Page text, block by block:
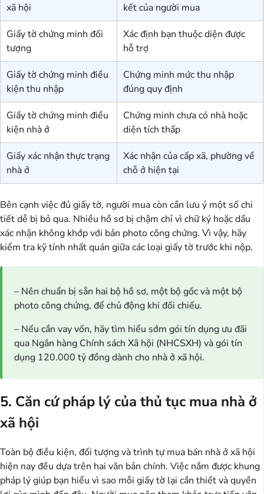
xã hội
kết của người mua
Giấy tờ chứng minh đối
tượng
Xác định bạn thuộc diện được
hỗ trợ
Giấy tờ chứng minh điều
kiện thu nhập
Chứng minh mức thu nhập
đúng quy định
Giấy tờ chứng minh điều
kiện nhà ở
Chứng minh chưa có nhà hoặc
diện tích thấp
Giấy xác nhận thực trạng
nhà ở
Xác nhận của cấp xã, phường về
chỗ ở hiện tại
Bên cạnh việc đủ giấy tờ, người mua còn cần lưu ý một số chi
tiết dễ bị bỏ qua. Nhiều hồ sơ bị chậm chỉ vì chữ ký hoặc dấu
xác nhận không khớp với bản photo công chứng. Vì vậy, hãy
kiểm tra kỹ tính nhất quán giữa các loại giấy tờ trước khi nộp.
– Nên chuẩn bị sẵn hai bộ hồ sơ, một bộ gốc và một bộ
photo công chứng, để chủ động khi đối chiếu.
– Nếu cần vay vốn, hãy tìm hiểu sớm gói tín dụng ưu đãi
qua Ngân hàng Chính sách Xã hội (NHCSXH) và gói tín
dụng 120.000 tỷ đồng dành cho nhà ở xã hội.
5. Căn cứ pháp lý của thủ tục mua nhà ở
xã hội
Toàn bộ điều kiện, đối tượng và trình tự mua bán nhà ở xã hội
hiện nay đều dựa trên hai văn bản chính. Việc nắm được khung
pháp lý giúp bạn hiểu vì sao mỗi giấy tờ lại cần thiết và quyền